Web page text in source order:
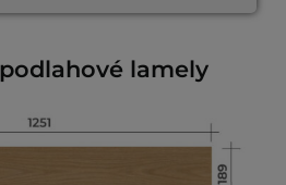
lamely